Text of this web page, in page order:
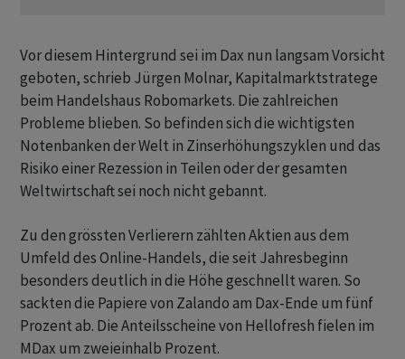
Vor diesem Hintergrund sei im Dax nun langsam Vorsicht
geboten, schrieb Jürgen Molnar, Kapitalmarktstratege
beim Handelshaus Robomarkets. Die zahlreichen
Probleme blieben. So befinden sich die wichtigsten
Notenbanken der Welt in Zinserhöhungszyklen und das
Risiko einer Rezession in Teilen oder der gesamten
Weltwirtschaft sei noch nicht gebannt.
Zu den grössten Verlierern zählten Aktien aus dem
Umfeld des Online-Handels, die seit Jahresbeginn
besonders deutlich in die Höhe geschnellt waren. So
sackten die Papiere von Zalando am Dax-Ende um fünf
Prozent ab. Die Anteilsscheine von Hellofresh fielen im
MDax um zweieinhalb Prozent.